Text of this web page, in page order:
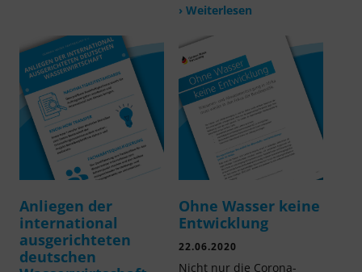
› Weiterlesen
Anliegen der
international
ausgerichteten
deutschen
Ohne Wasser keine
Entwicklung
22.06.2020
Nicht nur die Corona-